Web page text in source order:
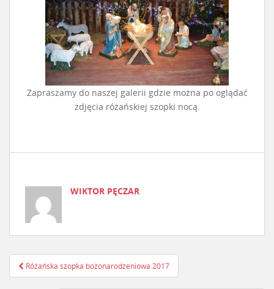
Zapraszamy do naszej galerii gdzie można po oglądać
zdjęcia różańskiej szopki nocą.
WIKTOR PĘCZAR
Nawigacja postu
Różańska szopka bożonarodzeniowa 2017